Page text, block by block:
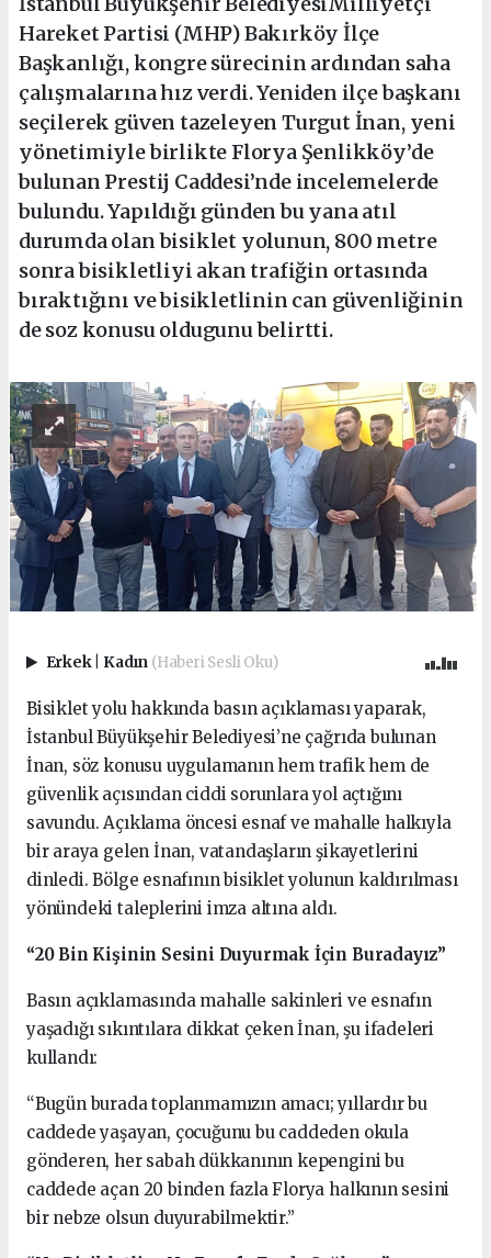
Hareket Partisi (MHP) Bakırköy İlçe
Başkanlığı, kongre sürecinin ardından saha
çalışmalarına hız verdi. Yeniden ilçe başkanı
seçilerek güven tazeleyen Turgut İnan, yeni
yönetimiyle birlikte Florya Şenlikköy’de
bulunan Prestij Caddesi’nde incelemelerde
bulundu. Yapıldığı günden bu yana atıl
durumda olan bisiklet yolunun, 800 metre
sonra bisikletliyi akan trafiğin ortasında
bıraktığını ve bisikletlinin can güvenliğinin
de soz konusu oldugunu belirtti.
Erkek Kadın (Haberi Sesli Oku)
Bisiklet yolu hakkında basın açıklaması yaparak,
İstanbul Büyükşehir Belediyesi’ne çağrıda bulunan
İnan, söz konusu uygulamanın hem trafik hem de
güvenlik açısından ciddi sorunlara yol açtığını
savundu. Açıklama öncesi esnaf ve mahalle halkıyla
bir araya gelen İnan, vatandaşların şikayetlerini
dinledi. Bölge esnafının bisiklet yolunun kaldırılması
yönündeki taleplerini imza altına aldı.
“20 Bin Kişinin Sesini Duyurmak İçin Buradayız”
Basın açıklamasında mahalle sakinleri ve esnafın
yaşadığı sıkıntılara dikkat çeken İnan, şu ifadeleri
kullandı:
“Bugün burada toplanmamızın amacı; yıllardır bu
caddede yaşayan, çocuğunu bu caddeden okula
gönderen, her sabah dükkanının kepengini bu
caddede açan 20 binden fazla Florya halkının sesini
bir nebze olsun duyurabilmektir.”